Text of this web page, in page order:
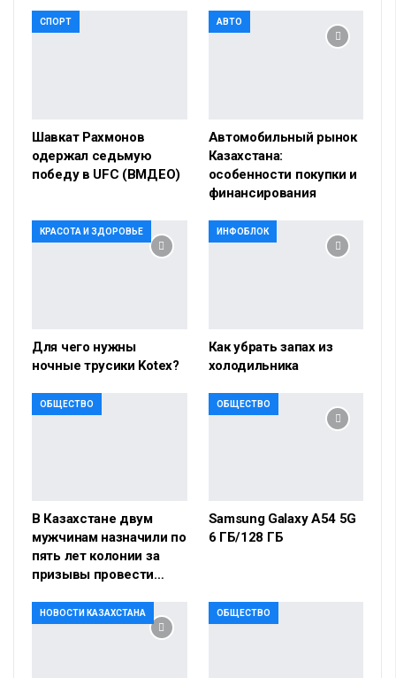
СПОРТ
Шавкат Рахмонов
одержал седьмую
победу в UFC (ВМДЕО)
АВТО
Автомобильный рынок
Казахстана:
особенности покупки и
финансирования
КРАСОТА И ЗДОРОВЬЕ
Для чего нужны
ночные трусики Kotex?
ИНФОБЛОК
Как убрать запах из
холодильника
ОБЩЕСТВО
В Казахстане двум
мужчинам назначили по
пять лет колонии за
призывы провести…
ОБЩЕСТВО
Samsung Galaxy A54 5G
6 ГБ/128 ГБ
НОВОСТИ КАЗАХСТАНА ОБЩЕСТВО